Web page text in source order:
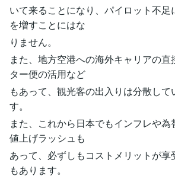
いて来ることになり、パイロット不
を増すことにはな
りません。
また、地方空港への海外キャリアの
ター便の活用など
もあって、観光客の出入りは分散して
す。
また、これから日本でもインフレや為
値上げラッシュも
あって、必ずしもコストメリットが
もあります。